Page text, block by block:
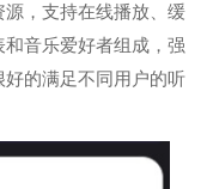
，支持在线播放、缓
音乐爱好者组成，强
的满足不同用户的听